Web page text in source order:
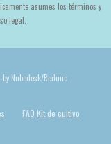
asumes los términos y
legal.
Nubedesk/Reduno
FAQ Kit de cultivo